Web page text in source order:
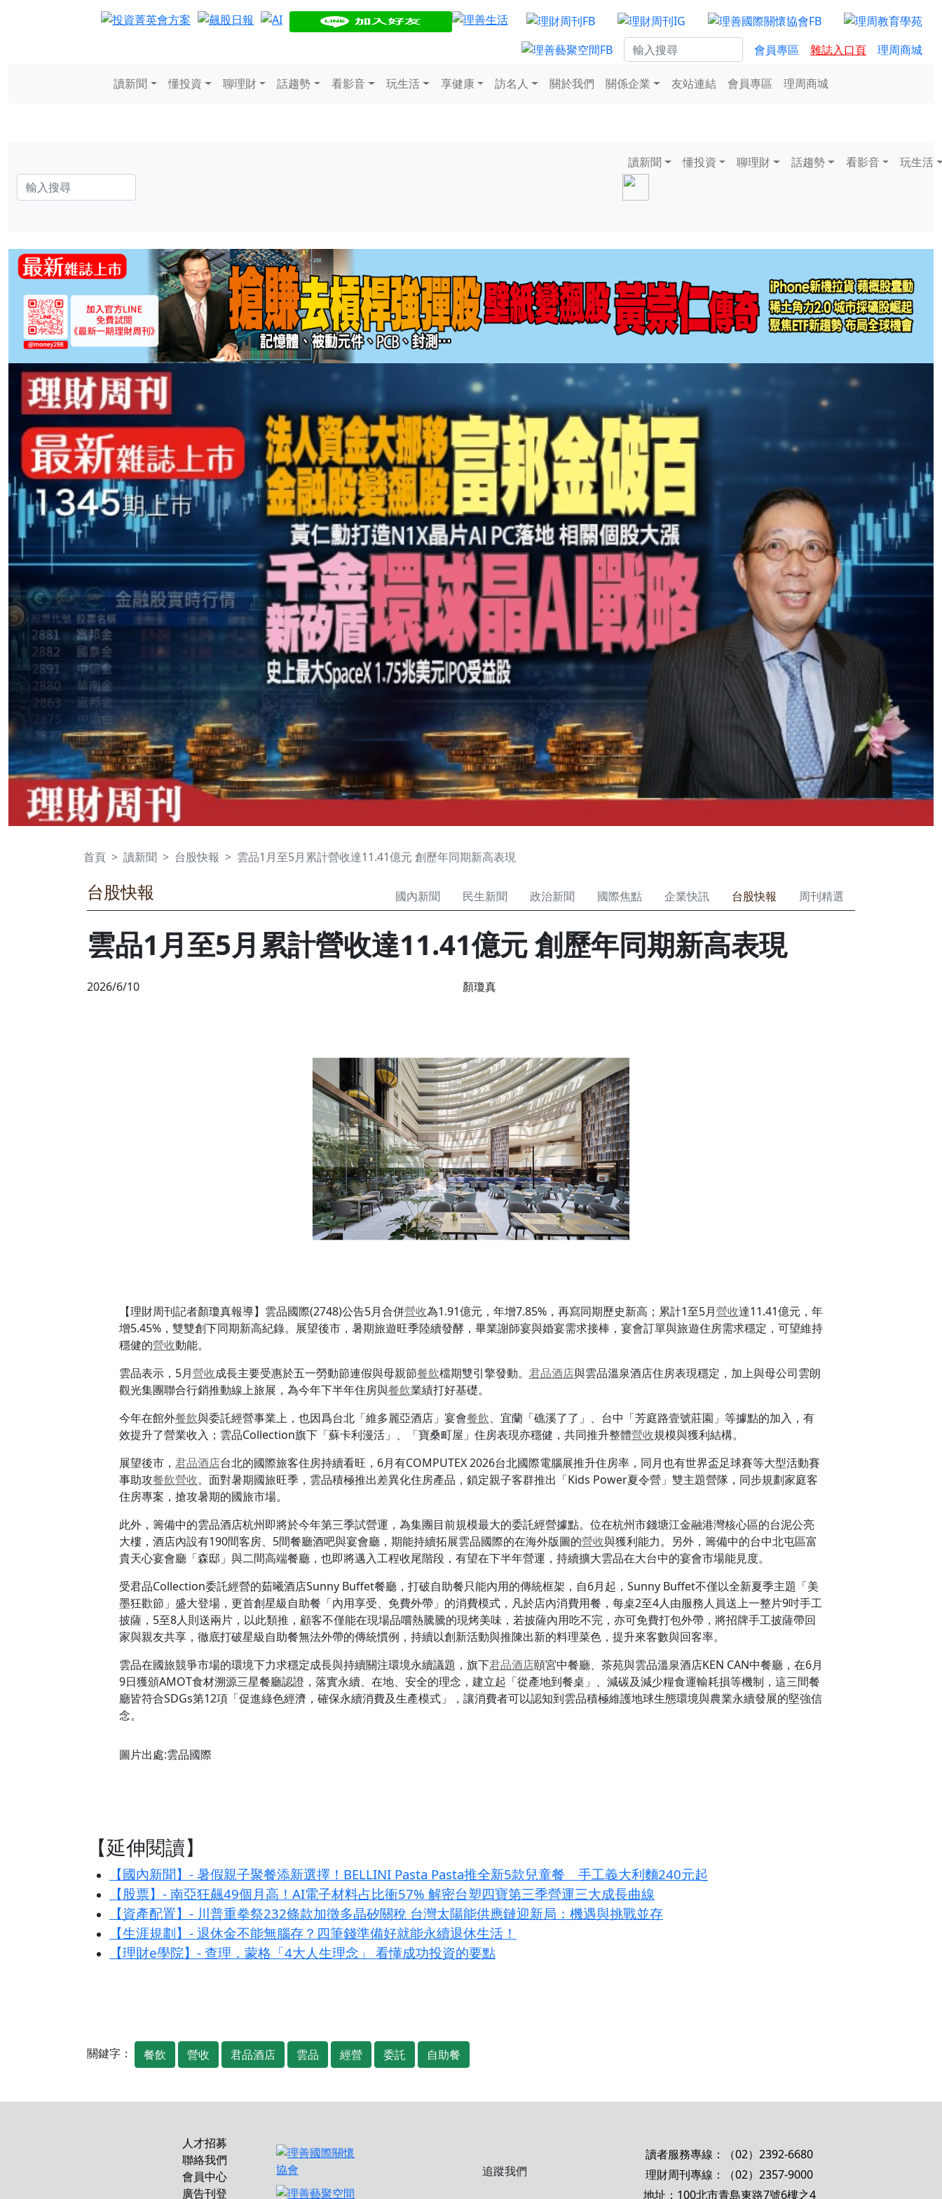
會員專區 雜誌入口頁 理周商城
讀新聞 懂投資 聊理財 話趨勢 看影音 玩生活 享健康 訪名人 關於我們 關係企業 友站連結 會員專區 理周商城
讀新聞 懂投資 聊理財 話趨勢 看影音 玩生活
首頁 讀新聞 台股快報 雲品1月至5月累計營收達11.41億元 創歷年同期新高表現
台股快報 國內新聞 民生新聞 政治新聞 國際焦點 企業快訊 台股快報 周刊精選
雲品1月至5月累計營收達11.41億元 創歷年同期新高表現
2026/6/10 顏瓊真
【理財周刊記者顏瓊真報導】雲品國際(2748)公告5月合併營收為1.91億元，年增7.85%，再寫同期歷史新高；累計1至5月營收達11.41億元，年
增5.45%，雙雙創下同期新高紀錄。展望後市，暑期旅遊旺季陸續發酵，畢業謝師宴與婚宴需求接棒，宴會訂單與旅遊住房需求穩定，可望維持
穩健的營收動能。
雲品表示，5月營收成長主要受惠於五一勞動節連假與母親節餐飲檔期雙引擎發動。 君品酒店與雲品溫泉酒店住房表現穩定，加上與母公司雲朗
觀光集團聯合行銷推動線上旅展，為今年下半年住房與餐飲業績打好基礎。
今年在館外餐飲與委託經營事業上，也因爲台北「維多麗亞酒店」宴會餐飲、宜蘭「礁溪了了」、台中「芳庭路壹號莊園」等據點的加入，有
效提升了營業收入；雲品Collection旗下「蘇卡利漫活」、「寶桑町屋」住房表現亦穩健，共同推升整體營收規模與獲利結構。
展望後市， 君品酒店台北的國際旅客住房持續看旺，6月有COMPUTEX 2026台北國際電腦展推升住房率，同月也有世界盃足球賽等大型活動賽
事助攻餐飲營收。面對暑期國旅旺季，雲品積極推出差異化住房產品，鎖定親子客群推出「Kids Power夏令營」雙主題營隊，同步規劃家庭客
住房專案，搶攻暑期的國旅市場。
此外，籌備中的雲品酒店杭州即將於今年第三季試營運，為集團目前規模最大的委託經營據點。位在杭州市錢塘江金融港灣核心區的台泥公亮
大樓，酒店內設有190間客房、5間餐廳酒吧與宴會廳，期能持續拓展雲品國際的在海外版圖的營收與獲利能力。另外，籌備中的台中北屯區富
貴天心宴會廳「森邸」與二間高端餐廳，也即將邁入工程收尾階段，有望在下半年營運，持續擴大雲品在大台中的宴會市場能見度。
受君品Collection委託經營的茹曦酒店Sunny Buffet餐廳，打破自助餐只能內用的傳統框架，自6月起，Sunny Buffet不僅以全新夏季主題「美
墨狂歡節」盛大登場，更首創星級自助餐「內用享受、免費外帶」的消費模式，凡於店內消費用餐，每桌2至4人由服務人員送上一整片9吋手工
披薩，5至8人則送兩片，以此類推，顧客不僅能在現場品嚐熱騰騰的現烤美味，若披薩內用吃不完，亦可免費打包外帶，將招牌手工披薩帶回
家與親友共享，徹底打破星級自助餐無法外帶的傳統慣例，持續以創新活動與推陳出新的料理菜色，提升來客數與回客率。
雲品在國旅競爭市場的環境下力求穩定成長與持續關注環境永續議題，旗下君品酒店頤宮中餐廳、茶苑與雲品溫泉酒店KEN CAN中餐廳，在6月
9日獲頒AMOT食材溯源三星餐廳認證，落實永續、在地、安全的理念，建立起「從產地到餐桌」、減碳及減少糧食運輸耗損等機制，這三間餐
廳皆符合SDGs第12項「促進綠色經濟，確保永續消費及生產模式」，讓消費者可以認知到雲品積極維護地球生態環境與農業永續發展的堅強信
念。
圖片出處:雲品國際
【延伸閱讀】
【國內新聞】- 暑假親子聚餐添新選擇！BELLINI Pasta Pasta推全新5款兒童餐 手工義大利麵240元起
【股票】- 南亞狂飆49個月高！AI電子材料占比衝57% 解密台塑四寶第三季營運三大成長曲線
【資產配置】- 川普重拳祭232條款加徵多晶矽關稅 台灣太陽能供應鏈迎新局：機遇與挑戰並存
【生涯規劃】- 退休金不能無腦存？四筆錢準備好就能永續退休生活！
【理財e學院】- 查理．蒙格「4大人生理念」 看懂成功投資的要點
關鍵字： 餐飲 營收 君品酒店 雲品 經營 委託 自助餐
人才招募
聯絡我們
會員中心
廣告刊登
追蹤我們
讀者服務專線：（02）2392-6680
理財周刊專線：（02）2357-9000
地址：100北市青島東路7號6樓之4